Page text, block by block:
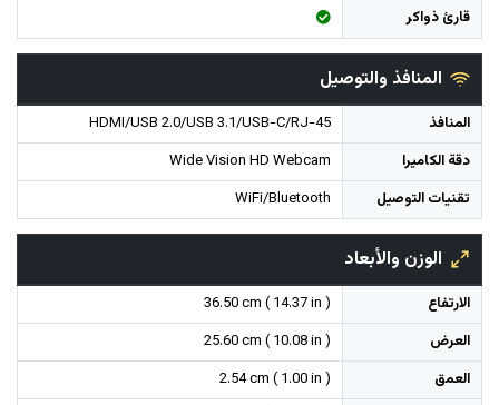
قارئ ذواكر
المنافذ والتوصيل
المنافذ
HDMI/USB 2.0/USB 3.1/USB-C/RJ-45
دقة الكاميرا
Wide Vision HD Webcam
تقنيات التوصيل
WiFi/Bluetooth
الوزن والأبعاد
الارتفاع
36.50 cm ( 14.37 in )
العرض
25.60 cm ( 10.08 in )
العمق
2.54 cm ( 1.00 in )